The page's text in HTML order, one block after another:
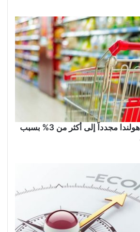
ارتفاع التضخم في هولندا مجدداً إلى أكثر من 3% بسبب